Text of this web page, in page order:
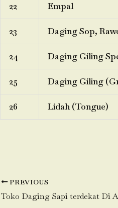
22 Empal
23 Daging Sop,
24 Daging Giling
25 Daging Giling
26 Lidah (Tongue)
PREVIOUS